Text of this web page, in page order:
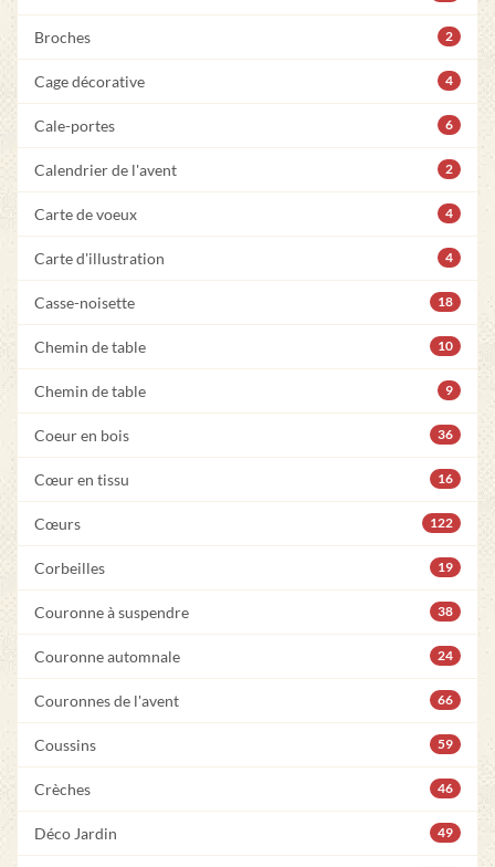
Broches 2
Cage décorative 4
Cale-portes 6
Calendrier de l'avent 2
Carte de voeux 4
Carte d'illustration 4
Casse-noisette 18
Chemin de table 10
Chemin de table 9
Coeur en bois 36
Cœur en tissu 16
Cœurs 122
Corbeilles 19
Couronne à suspendre 38
Couronne automnale 24
Couronnes de l'avent 66
Coussins 59
Crèches 46
Déco Jardin 49